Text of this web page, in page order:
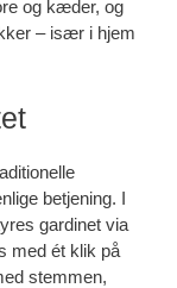
og kæder, og
– især i hjem
betjening. I
gardinet via
med ét klik på
stemmen,